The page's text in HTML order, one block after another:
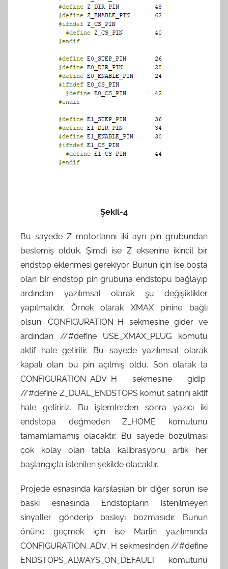
Şekil-4
Bu sayede Z motorlarını iki ayrı pin grubundan
beslemiş olduk. Şimdi ise Z eksenine ikincil bir
endstop eklenmesi gerekiyor. Bunun için ise boşta
olan bir endstop pin grubuna endstopu bağlayıp
ardından yazılımsal olarak şu değişiklikler
yapılmalıdır. Örnek olarak XMAX pinine bağlı
olsun. CONFIGURATION_H sekmesine gider ve
ardından //#define USE_XMAX_PLUG komutu
aktif hale getirilir. Bu sayede yazılımsal olarak
kapalı olan bu pin açılmış oldu. Son olarak ta
CONFIGURATION_ADV_H sekmesine gidip
//#define Z_DUAL_ENDSTOPS komut satırını aktif
hale getiririz. Bu işlemlerden sonra yazıcı iki
endstopa değmeden Z_HOME komutunu
tamamlamamış olacaktır. Bu sayede bozulması
çok kolay olan tabla kalibrasyonu artık her
başlangıçta istenilen şekilde olacaktır.
Projede esnasında karşılaşılan bir diğer sorun ise
baskı esnasında Endstopların istenilmeyen
sinyaller gönderip baskıyı bozmasıdır. Bunun
önüne geçmek için ise Marlin yazılımında
CONFIGURATION_ADV_H sekmesinden //#define
ENDSTOPS_ALWAYS_ON_DEFAULT komutunu